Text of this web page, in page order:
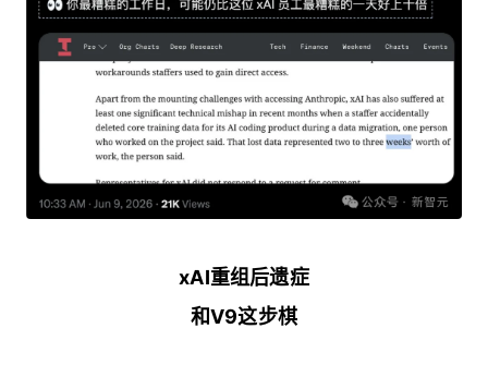
xAI重组后遗症
和V9这步棋